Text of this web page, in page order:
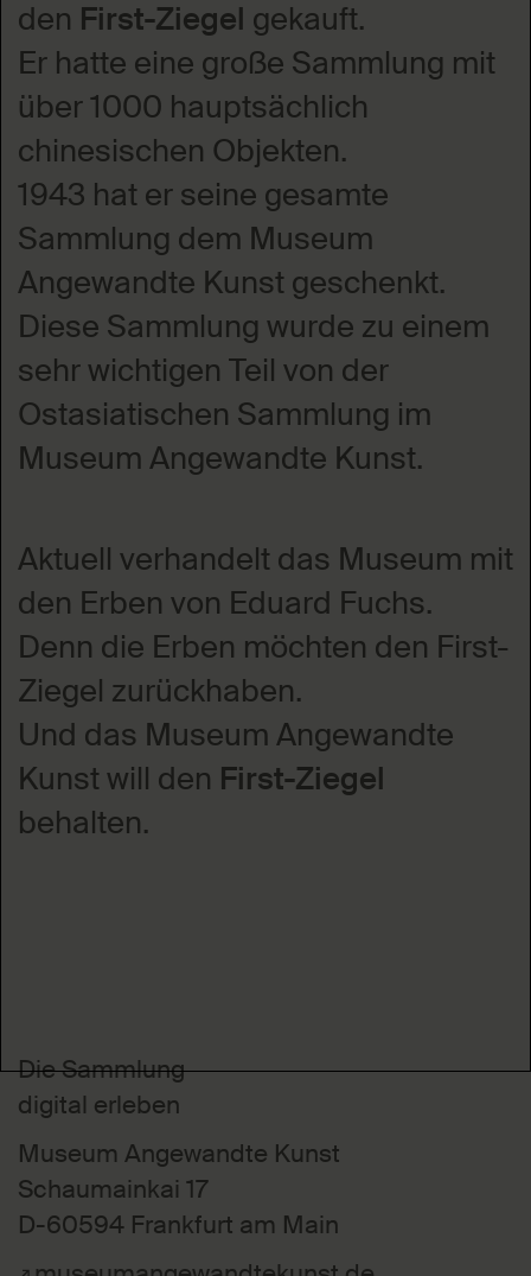
den First-Ziegel gekauft.
Er hatte eine große Sammlung mit
über 1000 hauptsächlich
chinesischen Objekten.
1943 hat er seine gesamte
Sammlung dem Museum
Angewandte Kunst geschenkt.
Diese Sammlung wurde zu einem
sehr wichtigen Teil von der
Ostasiatischen Sammlung im
Museum Angewandte Kunst.
Aktuell verhandelt das Museum mit
den Erben von Eduard Fuchs.
Denn die Erben möchten den First-
Ziegel zurückhaben.
Und das Museum Angewandte
Kunst will den First-Ziegel
behalten.
Die Sammlung
digital erleben
Museum Angewandte Kunst
Schaumainkai 17
D-60594 Frankfurt am Main